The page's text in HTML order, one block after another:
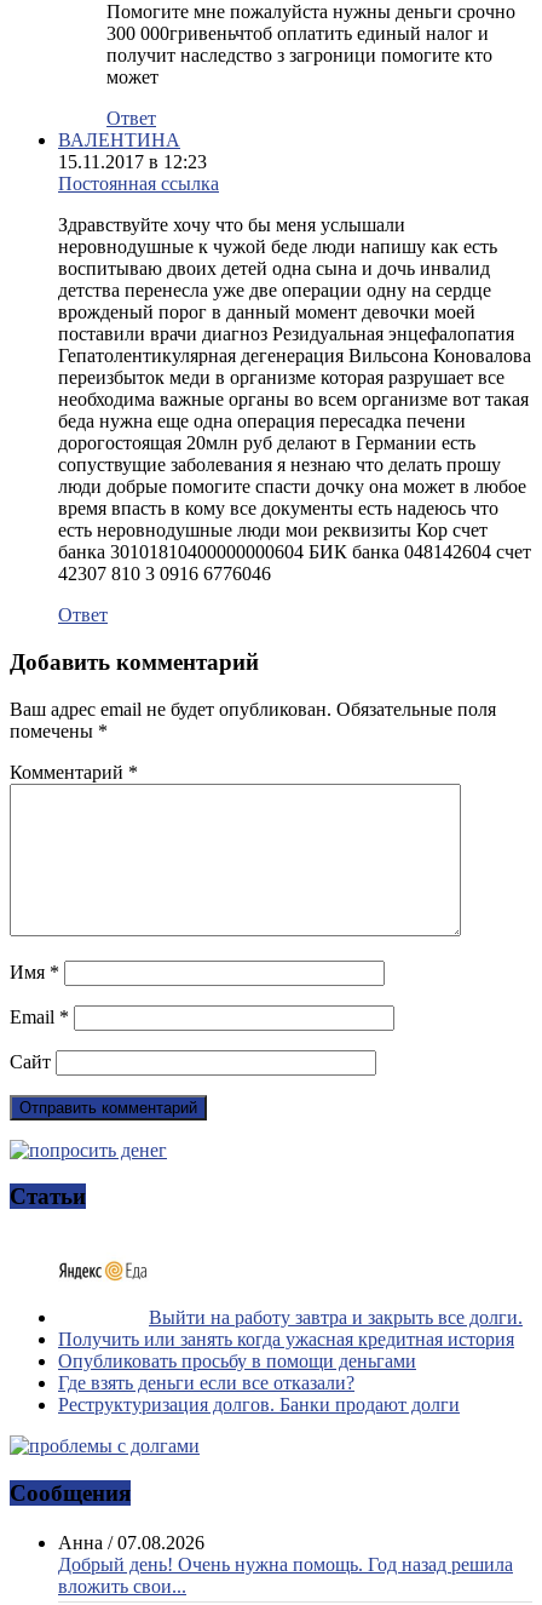
Помогите мне пожалуйста нужны деньги срочно
300 000гривеньчтоб оплатить единый налог и
получит наследство з загроници помогите кто
может
Ответ
ВАЛЕНТИНА
15.11.2017 в 12:23
Постоянная ссылка
Здравствуйте хочу что бы меня услышали
неровнодушные к чужой беде люди напишу как есть
воспитываю двоих детей одна сына и дочь инвалид
детства перенесла уже две операции одну на сердце
врожденый порог в данный момент девочки моей
поставили врачи диагноз Резидуальная энцефалопатия
Гепатолентикулярная дегенерация Вильсона Коновалова
переизбыток меди в организме которая разрушает все
необходима важные органы во всем организме вот такая
беда нужна еще одна операция пересадка печени
дорогостоящая 20млн руб делают в Германии есть
сопуствущие заболевания я незнаю что делать прошу
люди добрые помогите спасти дочку она может в любое
время впасть в кому все документы есть надеюсь что
есть неровнодушные люди мои реквизиты Кор счет
банка 30101810400000000604 БИК банка 048142604 счет
42307 810 3 0916 6776046
Ответ
Добавить комментарий
Ваш адрес email не будет опубликован. Обязательные поля
помечены *
Комментарий *
Имя *
Email *
Сайт
Статьи
Выйти на работу завтра и закрыть все долги.
Получить или занять когда ужасная кредитная история
Опубликовать просьбу в помощи деньгами
Где взять деньги если все отказали?
Реструктуризация долгов. Банки продают долги
Сообщения
Анна /07.08.2026
Добрый день! Очень нужна помощь. Год назад решила
вложить свои...